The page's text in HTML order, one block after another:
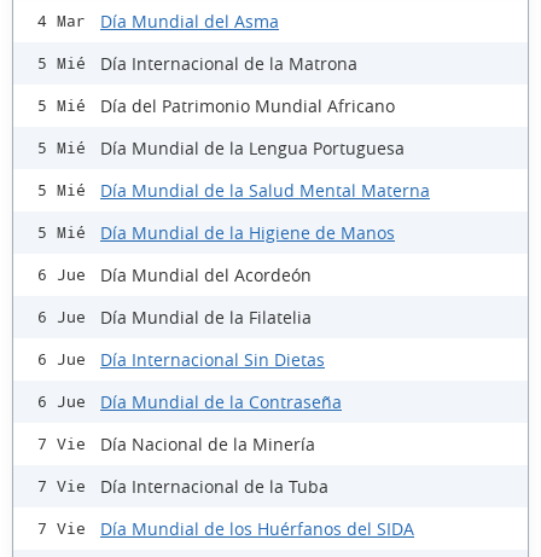
4 Mar Día Mundial del Asma
5 Mié Día Internacional de la Matrona
5 Mié Día del Patrimonio Mundial Africano
5 Mié Día Mundial de la Lengua Portuguesa
5 Mié Día Mundial de la Salud Mental Materna
5 Mié Día Mundial de la Higiene de Manos
6 Jue Día Mundial del Acordeón
6 Jue Día Mundial de la Filatelia
6 Jue Día Internacional Sin Dietas
6 Jue Día Mundial de la Contraseña
7 Vie Día Nacional de la Minería
7 Vie Día Internacional de la Tuba
7 Vie Día Mundial de los Huérfanos del SIDA